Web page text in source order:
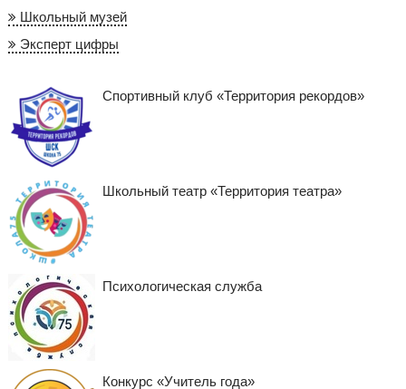
Школьный музей
Эксперт цифры
Спортивный клуб «Территория рекордов»
Школьный театр «Территория театра»
Психологическая служба
Конкурс «Учитель года»